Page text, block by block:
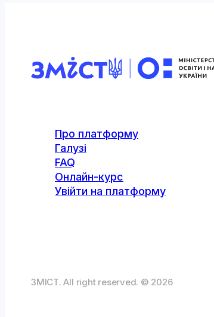
Про платформу
Галузі
FAQ
Онлайн-курс
Увійти на платформу
ЗМІСТ. All right reserved. © 2026